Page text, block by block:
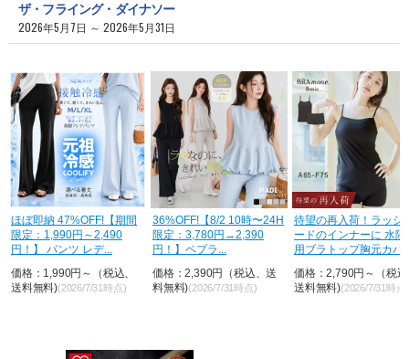
ザ・フライング・ダイナソー
2026年5月7日 ～ 2026年5月31日
ほぼ即納 47%OFF!【期間
限定：1,990円～2,490
円！】 パンツ レデ...
価格：1,990円～（税込、
送料無料)(2026/7/31時点)
36%OFF!【8/2 10時〜24H
限定：3,780円→2,390
円！】ペプラ...
価格：2,390円（税込、送
料無料)(2026/7/31時点)
待望の再入荷！ラッシ
ードのインナーに 水陸
用ブラトップ胸元カバ
価格：2,790円～（税
送料無料)(2026/7/31時点)